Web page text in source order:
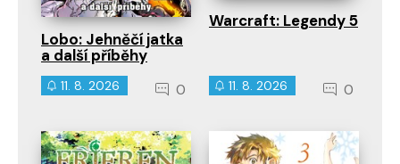
Lobo: Jehněčí jatka
a další příběhy
11. 8. 2026 0
Warcraft: Legendy 5
11. 8. 2026 0